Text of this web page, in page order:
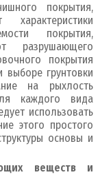
покрытия,
покрытия,
разрушающего
покрытия
выборе грунтовки
на рыхлость
каждого вида
использовать
этого простого
основы и
веществ и